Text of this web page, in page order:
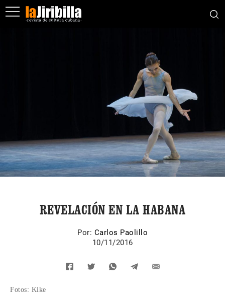
REVELACIÓN EN LA HABANA
Por: Carlos Paolillo
10/11/2016
Fotos: Kike